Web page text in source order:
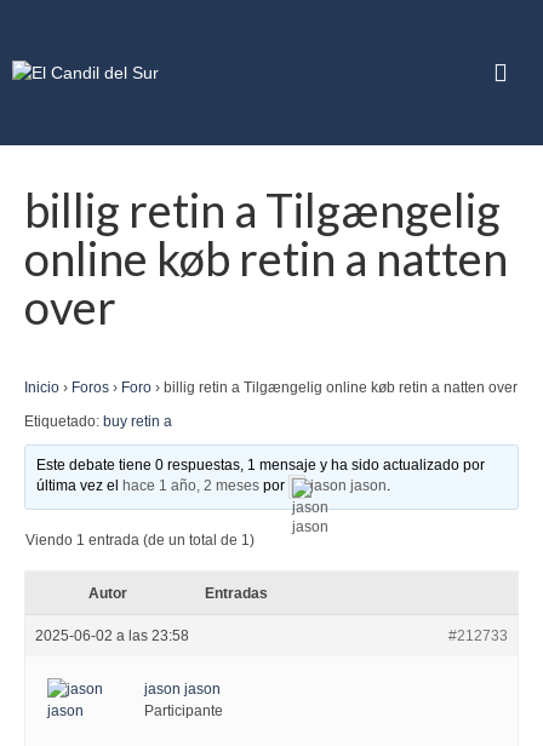
billig retin a Tilgængelig
online køb retin a natten
over
Inicio › Foros › Foro › billig retin a Tilgængelig online køb retin a natten over
Etiquetado: buy retin a
Este debate tiene 0 respuestas, 1 mensaje y ha sido actualizado por
última vez el
hace 1 año, 2 meses por jason jason.
Viendo 1 entrada (de un total de 1)
Autor Entradas
2025-06-02 a las 23:58 #212733
jason jason
Participante